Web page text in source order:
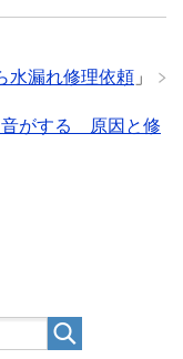
水漏れ修理依頼 」
音がする 原因と修